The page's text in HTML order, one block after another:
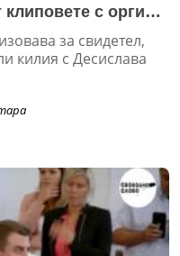
клиповете с оргии
за свидетел,
килия с Десислава